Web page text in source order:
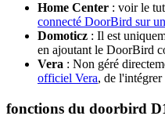
Home Center : voir le
connecté DoorBird sur
Domoticz : Il est
en ajoutant le DoorBird
Vera : Non géré
officiel Vera, de l'intégrer
fonctions du doorbird